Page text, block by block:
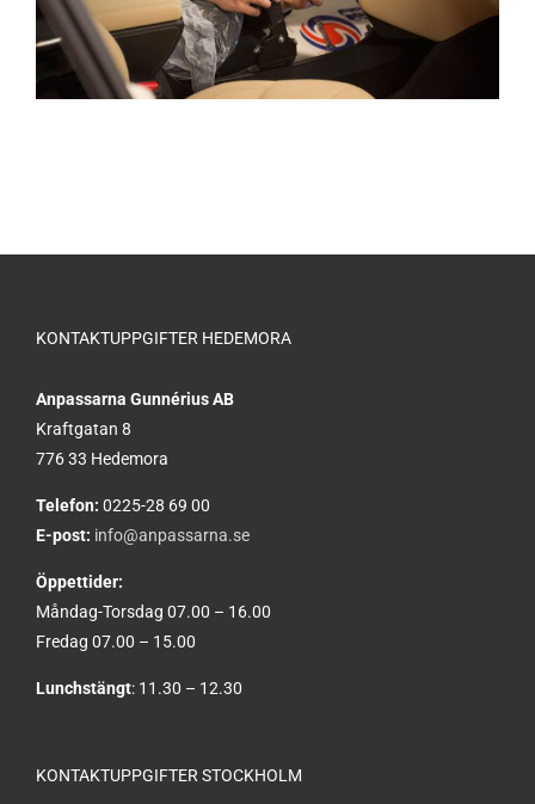
KONTAKTUPPGIFTER HEDEMORA
Anpassarna Gunnérius AB
Kraftgatan 8
776 33 Hedemora
Telefon: 0225-28 69 00
E-post: info@anpassarna.se
Öppettider:
Måndag-Torsdag 07.00 – 16.00
Fredag 07.00 – 15.00
Lunchstängt: 11.30 – 12.30
KONTAKTUPPGIFTER STOCKHOLM